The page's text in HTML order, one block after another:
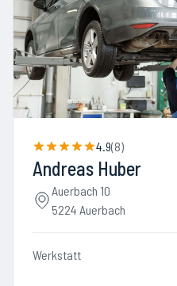
4.9(8)
Andreas Huber
Auerbach 10
5224 Auerbach
Werkstatt